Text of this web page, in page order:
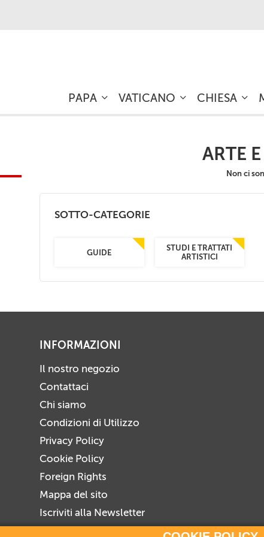
PAPA VATICANO CHIESA
ARTE
Non ci
SOTTO-CATEGORIE
GUIDE
STUDI E TRATTATI
ARTISTICI
INFORMAZIONI
Il nostro negozio
Contattaci
Chi siamo
Condizioni di Utilizzo
Privacy Policy
Cookie Policy
Foreign Rights
Mappa del sito
Iscriviti alla Newsletter
Disiscriviti dalla Newsletter